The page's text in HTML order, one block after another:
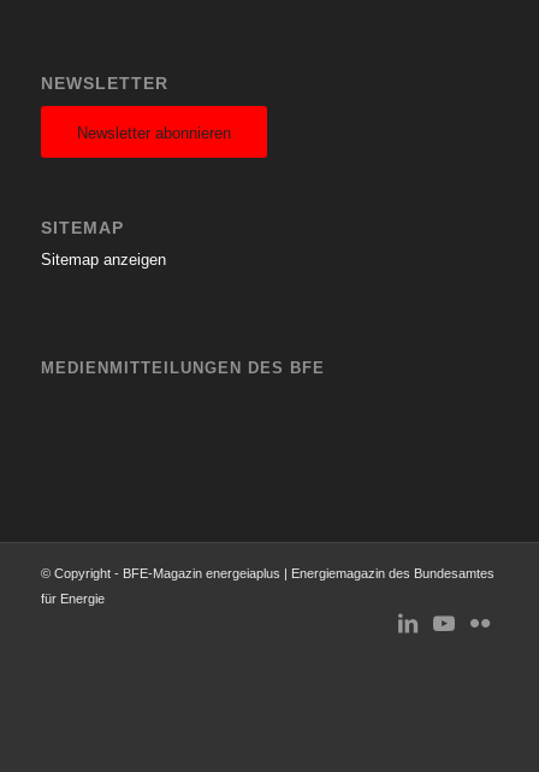
NEWSLETTER
Newsletter abonnieren
SITEMAP
Sitemap anzeigen
MEDIENMITTEILUNGEN DES BFE
© Copyright - BFE-Magazin energeiaplus | Energiemagazin des Bundesamtes
für Energie